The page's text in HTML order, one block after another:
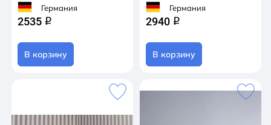
Германия
2535 q
В корзину
Германия
2940 q
В корзину